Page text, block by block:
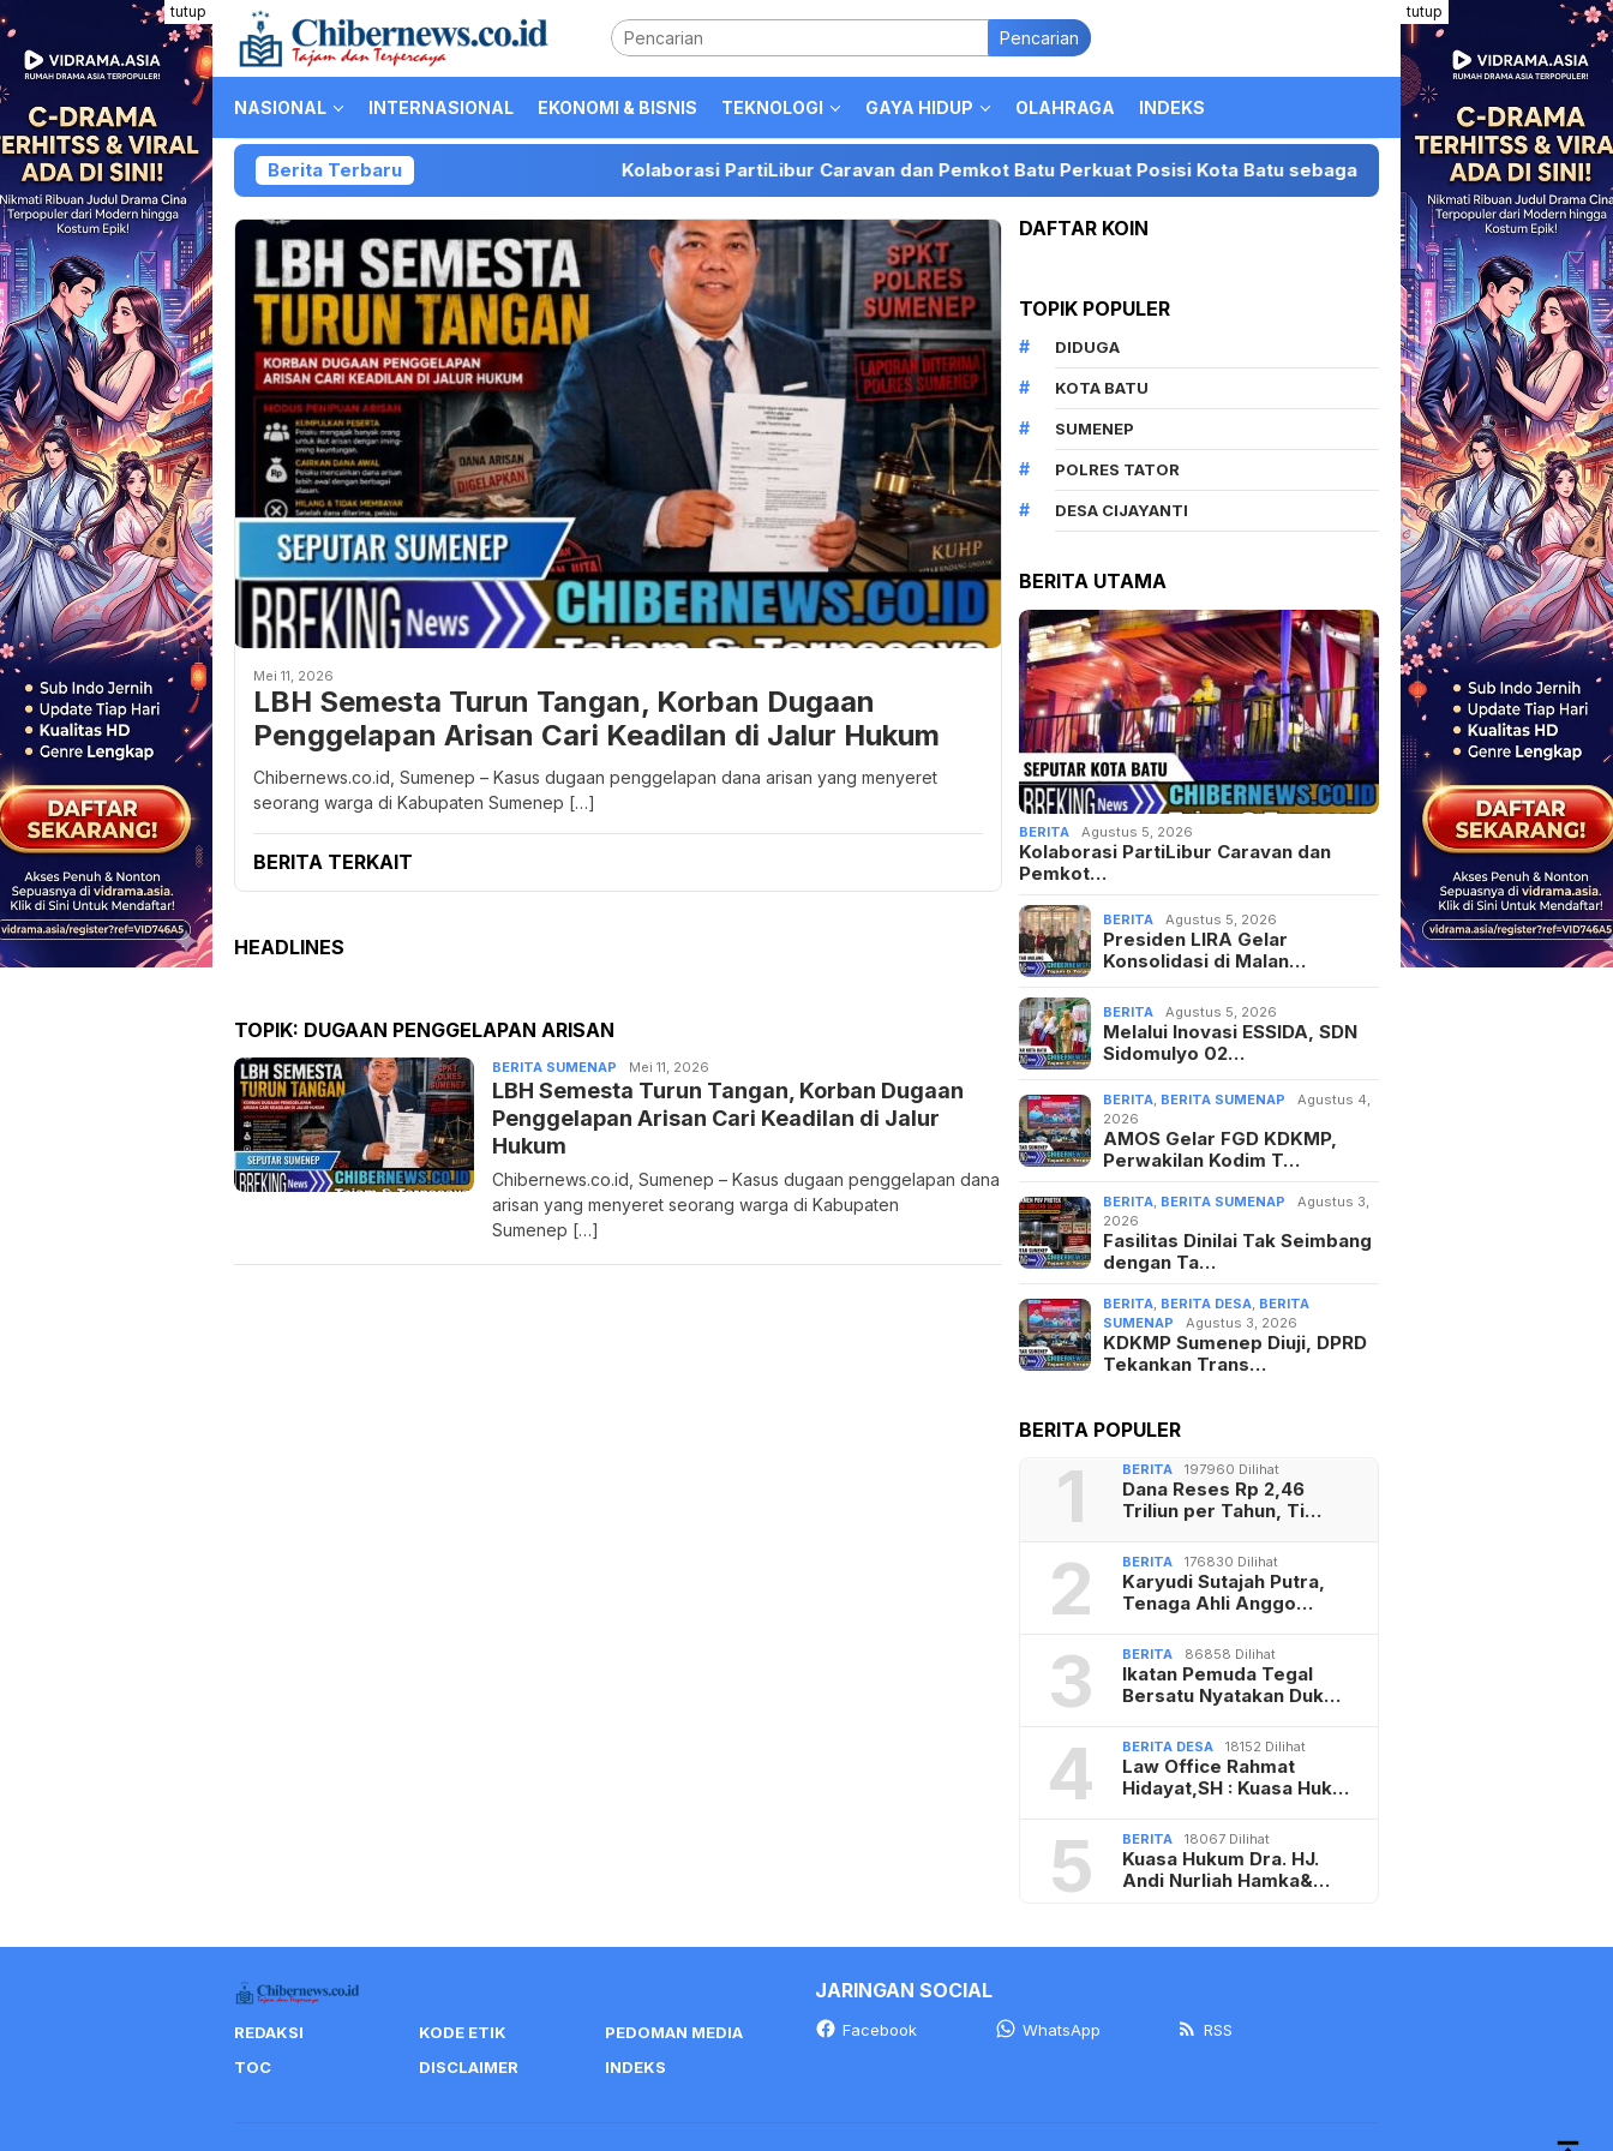
Loncat
ke
konten
tutup tutup
Pencarian
NASIONAL INTERNASIONAL EKONOMI & BISNIS TEKNOLOGI GAYA HIDUP OLAHRAGA INDEKS
Berita Terbaru Kolaborasi PartiLibur Caravan dan Pemkot Batu Perkuat Posisi Kota Batu sebagai Destinasi Festival Musik Nasional
Mei 11, 2026
LBH Semesta Turun Tangan, Korban Dugaan
Penggelapan Arisan Cari Keadilan di Jalur Hukum
Chibernews.co.id, Sumenep – Kasus dugaan penggelapan dana arisan yang menyeret
seorang warga di Kabupaten Sumenep […]
BERITA TERKAIT
HEADLINES
TOPIK: DUGAAN PENGGELAPAN ARISAN
BERITA SUMENAP Admin
Mei 11, 2026
LBH Semesta Turun Tangan, Korban Dugaan
Penggelapan Arisan Cari Keadilan di Jalur
Hukum
Chibernews.co.id, Sumenep – Kasus dugaan penggelapan dana
arisan yang menyeret seorang warga di Kabupaten
Sumenep […]
DAFTAR KOIN
TOPIK POPULER
DIDUGA
KOTA BATU
SUMENEP
POLRES TATOR
DESA CIJAYANTI
BERITA UTAMA
BERITA Agustus 5, 2026
Kolaborasi PartiLibur Caravan dan
Pemkot…
BERITA Agustus 5, 2026
Presiden LIRA Gelar
Konsolidasi di Malan…
BERITA Agustus 5, 2026
Melalui Inovasi ESSIDA, SDN
Sidomulyo 02…
BERITA BERITA SUMENAP
Agustus 4,
2026
AMOS Gelar FGD KDKMP,
Perwakilan Kodim T…
BERITA BERITA SUMENAP
Agustus 3,
2026
Fasilitas Dinilai Tak Seimbang
dengan Ta…
BERITA BERITA DESA BERITA
SUMENAP
Agustus 3, 2026
KDKMP Sumenep Diuji, DPRD
Tekankan Trans…
BERITA POPULER
1 BERITA 197960 Dilihat
Dana Reses Rp 2,46
Triliun per Tahun, Ti…
2 BERITA 176830 Dilihat
Karyudi Sutajah Putra,
Tenaga Ahli Anggo…
3 BERITA 86858 Dilihat
Ikatan Pemuda Tegal
Bersatu Nyatakan Duk…
4 BERITA DESA 18152 Dilihat
Law Office Rahmat
Hidayat,SH : Kuasa Huk…
5 BERITA 18067 Dilihat
Kuasa Hukum Dra. HJ.
Andi Nurliah Hamka&…
REDAKSI KODE ETIK
PEDOMAN MEDIA
TOC
DISCLAIMER INDEKS
JARINGAN SOCIAL
Facebook WhatsApp RSS